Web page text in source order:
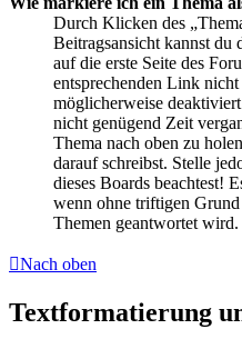
Durch Klicken des
Beitragsansicht kannst du
auf die erste Seite des
entsprechenden Link
möglicherweise
nicht genügend Zeit
Thema nach oben zu
darauf schreibst. Stelle
dieses Boards beachtest!
wenn ohne triftigen Grund
Themen geantwortet wird.
Nach oben
Textformatierung